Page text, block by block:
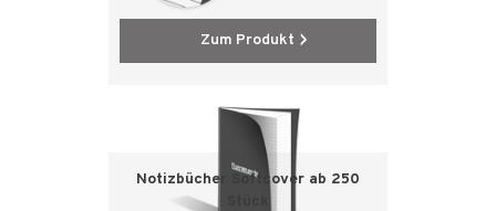
Zum Produkt
Notizbücher Softcover ab 250